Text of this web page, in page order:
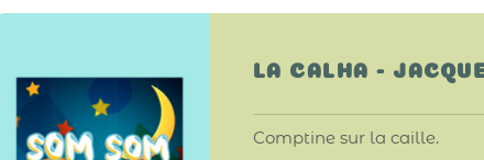
LA CALHA -
Comptine sur la caille.